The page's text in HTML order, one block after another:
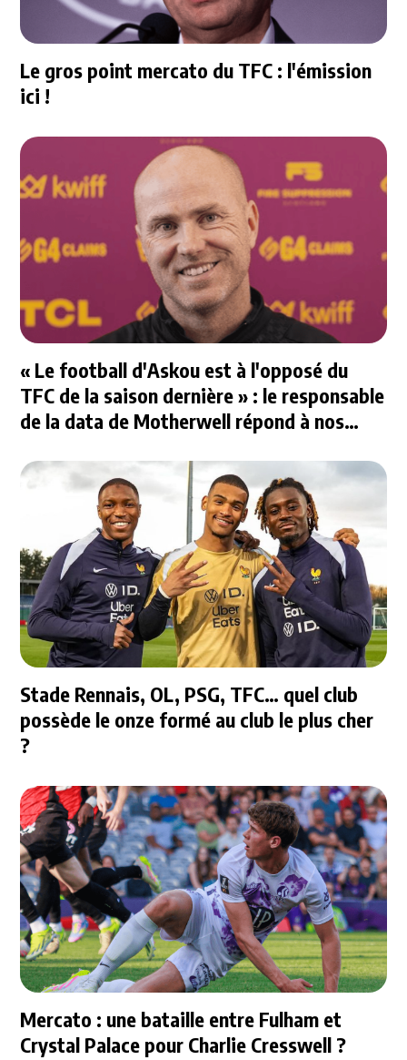
Le gros point mercato du TFC : l'émission
ici !
« Le football d'Askou est à l'opposé du
TFC de la saison dernière » : le responsable
de la data de Motherwell répond à nos
Stade Rennais, OL, PSG, TFC… quel club
possède le onze formé au club le plus cher
?
Mercato : une bataille entre Fulham et
Crystal Palace pour Charlie Cresswell ?